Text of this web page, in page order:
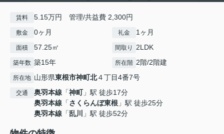
賃料 5.15万円 管理/共益費 2,300円
敷金 0ヶ月 礼金 1ヶ月
面積 57.25㎡ 間取り 2LDK
築年数 築15年 所在階 2階/2階建
所在地 山形県東根市神町北４丁目4番7号
交通 奥羽本線 「神町」駅 徒歩17分
奥羽本線 「さくらんぼ東根 」駅 徒歩25分
奥羽本線 「乱川 」駅 徒歩52分